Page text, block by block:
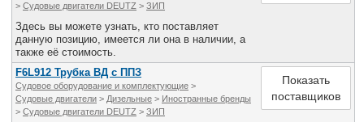
> Судовые двигатели DEUTZ > ЗИП
Здесь вы можете узнать, кто поставляет
данную позицию, имеется ли она в наличии, а
также её стоимость.
F6L912 Трубка ВД с ППЗ
Судовое оборудование и комплектующие >
Судовые двигатели > Дизельные > Иностранные бренды
> Судовые двигатели DEUTZ > ЗИП
Показать
поставщиков